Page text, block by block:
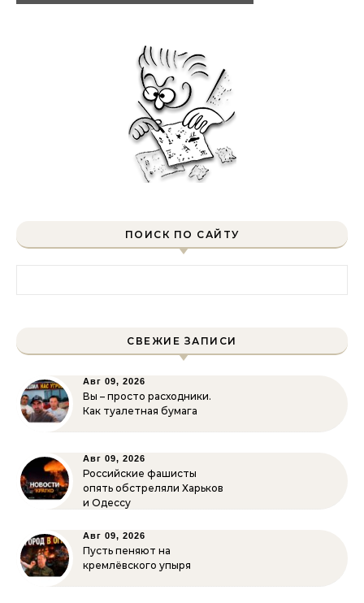
ПОИСК ПО САЙТУ
СВЕЖИЕ ЗАПИСИ
Авг 09, 2026
Вы – просто расходники.
Как туалетная бумага
Авг 09, 2026
Российские фашисты
опять обстреляли Харьков
и Одессу
Авг 09, 2026
Пусть пеняют на
кремлёвского упыря